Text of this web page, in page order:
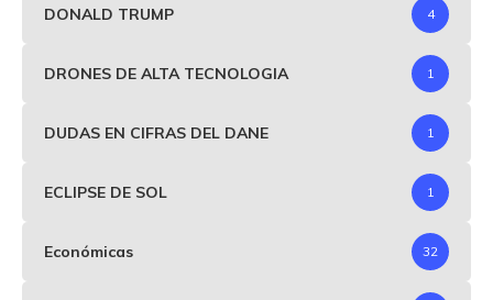
DONALD TRUMP 4
DRONES DE ALTA TECNOLOGIA 1
DUDAS EN CIFRAS DEL DANE 1
ECLIPSE DE SOL 1
Económicas 32